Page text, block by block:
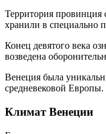
Территория провинция
хранили в специально
Конец девятого века
возведена
Венеция была
средневековой Европы.
Климат Венеции